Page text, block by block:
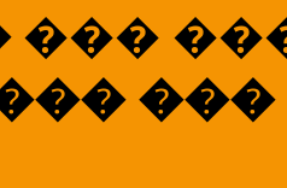
���
���